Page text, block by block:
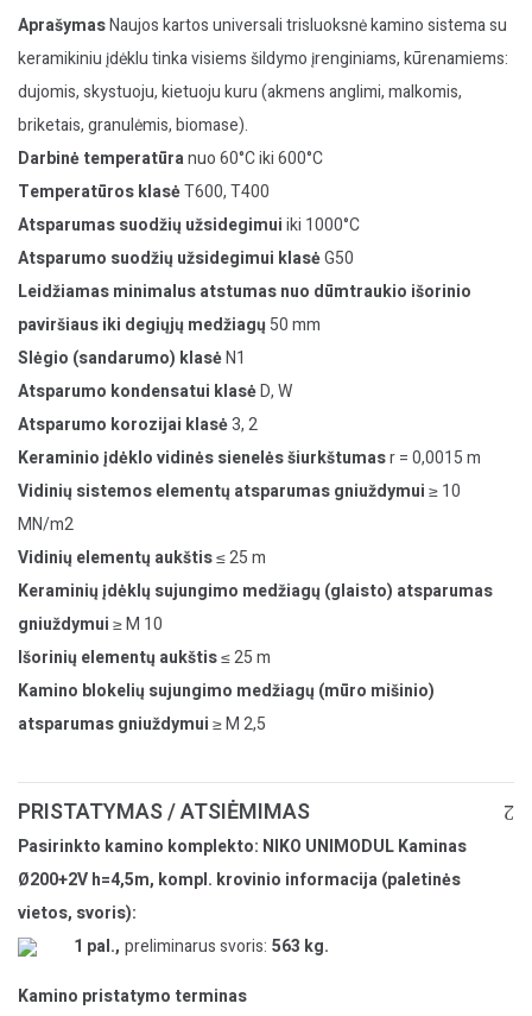
AprašymasNaujos kartos universali trisluoksnė kamino sistema su
keramikiniu įdėklu tinka visiems šildymo įrenginiams, kūrenamiems:
dujomis, skystuoju, kietuoju kuru (akmens anglimi, malkomis,
briketais, granulėmis, biomase).
Darbinė temperatūranuo 60°C iki 600°C
Temperatūros klasėT600, T400
Atsparumas suodžių užsidegimuiiki 1000°C
Atsparumo suodžių užsidegimui klasėG50
Leidžiamas minimalus atstumas nuo dūmtraukio išorinio
paviršiaus iki degiųjų medžiagų 50 mm
Slėgio (sandarumo) klasėN1
Atsparumo kondensatui klasėD, W
Atsparumo korozijai klasė3, 2
Keraminio įdėklo vidinės sienelės šiurkštumasr = 0,0015 m
Vidinių sistemos elementų atsparumas gniuždymui≥ 10
MN/m2
Vidinių elementų aukštis≤ 25 m
Keraminių įdėklų sujungimo medžiagų (glaisto) atsparumas
gniuždymui≥ M 10
Išorinių elementų aukštis≤ 25 m
Kamino blokelių sujungimo medžiagų (mūro mišinio)
atsparumas gniuždymui≥ M 2,5
PRISTATYMAS / ATSIĖMIMAS
Pasirinkto kamino komplekto: NIKO UNIMODUL Kaminas
Ø200+2V h=4,5m, kompl. krovinio informacija (paletinės
vietos, svoris):
1 pal., preliminarus svoris: 563 kg.
Kamino pristatymo terminas